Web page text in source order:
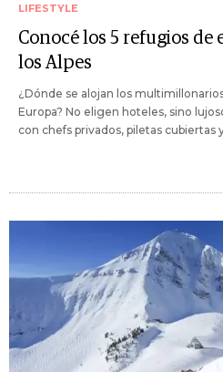
LIFESTYLE
Conocé los 5 refugios de
los Alpes
¿Dónde se alojan los
Europa? No eligen hoteles, sino
con chefs privados, piletas cubiertas